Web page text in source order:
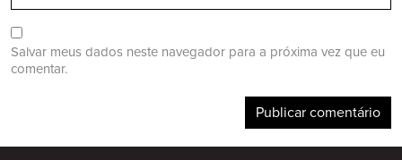
Salvar meus dados neste navegador para a próxima vez que eu
comentar.